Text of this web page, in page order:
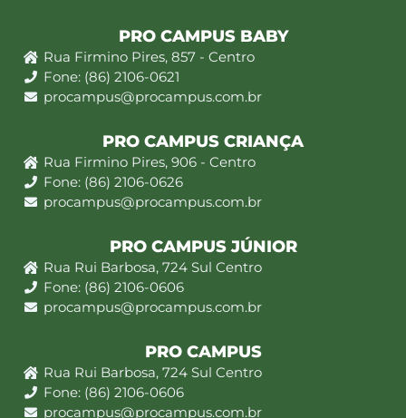
PRO CAMPUS BABY
Rua Firmino Pires, 857 - Centro
Fone: (86) 2106-0621
procampus@procampus.com.br
PRO CAMPUS CRIANÇA
Rua Firmino Pires, 906 - Centro
Fone: (86) 2106-0626
procampus@procampus.com.br
PRO CAMPUS JÚNIOR
Rua Rui Barbosa, 724 Sul Centro
Fone: (86) 2106-0606
procampus@procampus.com.br
PRO CAMPUS
Rua Rui Barbosa, 724 Sul Centro
Fone: (86) 2106-0606
procampus@procampus.com.br